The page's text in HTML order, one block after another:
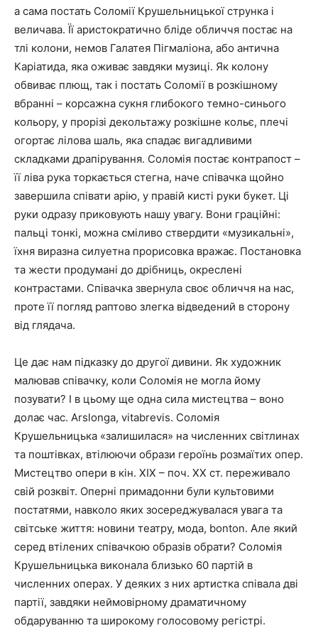
а сама постать Соломії Крушельницької струнка і
величава. Її аристократично бліде обличчя постає на
тлі колони, немов Галатея Пігмаліона, або антична
Каріатида, яка оживає завдяки музиці. Як колону
обвиває плющ, так і постать Соломії в розкішному
вбранні – корсажна сукня глибокого темно-синього
кольору, у прорізі декольтажу розкішне кольє, плечі
огортає лілова шаль, яка спадає вигадливими
складками драпірування. Соломія постає контрапост –
її ліва рука торкається стегна, наче співачка щойно
завершила співати арію, у правій кисті руки букет. Ці
руки одразу приковують нашу увагу. Вони граційні:
пальці тонкі, можна сміливо ствердити «музикальні»,
їхня виразна силуетна прорисовка вражає. Постановка
та жести продумані до дрібниць, окреслені
контрастами. Співачка звернула своє обличчя на нас,
проте її погляд раптово злегка відведений в сторону
від глядача.
Це дає нам підказку до другої дивини. Як художник
малював співачку, коли Соломія не могла йому
позувати? І в цьому ще одна сила мистецтва – воно
долає час. Arslonga, vitabrevis. Соломія
Крушельницька «залишилася» на численних світлинах
та поштівках, втілюючи образи героїнь розмаїтих опер.
Мистецтво опери в кін. ХІХ – поч. ХХ ст. переживало
свій розквіт. Оперні примадонни були культовими
постатями, навколо яких зосереджувалася увага та
світське життя: новини театру, мода, bonton. Але який
серед втілених співачкою образів обрати? Соломія
Крушельницька виконала близько 60 партій в
численних операх. У деяких з них артистка співала дві
партії, завдяки неймовірному драматичному
обдаруванню та широкому голосовому регістрі.